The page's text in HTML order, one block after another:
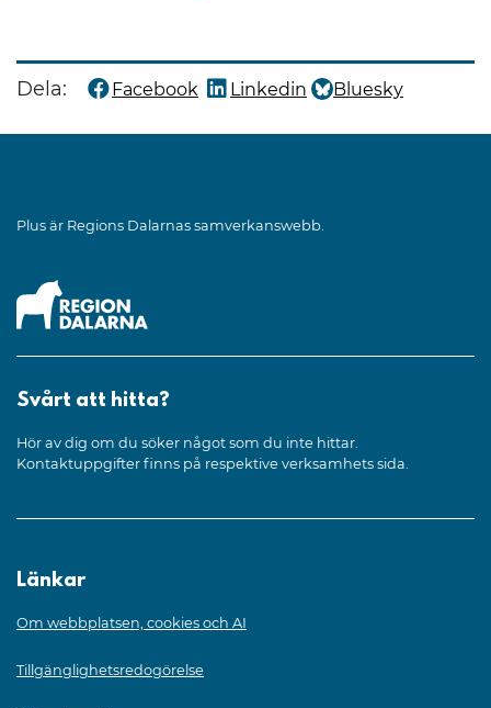
Dela: Dela denna sida på
Facebook
Dela denna sida på
Linkedin
Dela denna sida på
Bluesky
Plus är Regions Dalarnas samverkanswebb.
Svårt att hitta?
Hör av dig om du söker något som du inte hittar.
Kontaktuppgifter finns på respektive verksamhets sida.
Länkar
Om webbplatsen, cookies och AI
Tillgänglighetsredogörelse